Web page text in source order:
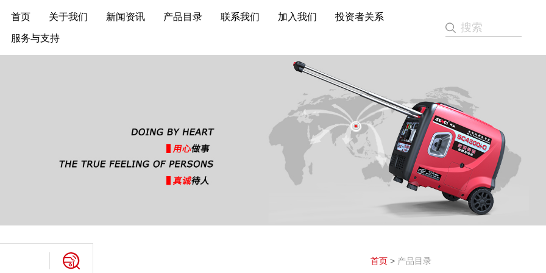
首页 关于我们 新闻资讯 产品目录 联系我们 加入我们 投资者关系
服务与支持
首页> 产品目录